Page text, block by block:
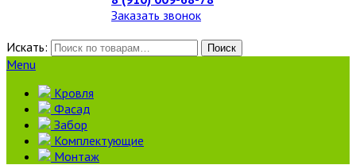
Заказать звонок
Искать:
Поиск
Menu
Кровля
Фасад
Забор
Комплектующие
Монтаж